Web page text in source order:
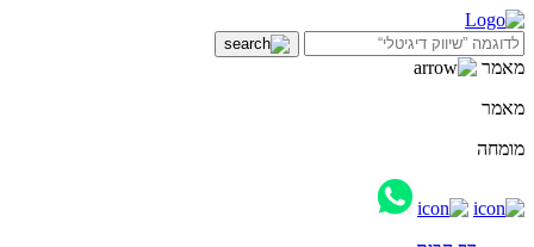
מאמר
מאמר
מומחה